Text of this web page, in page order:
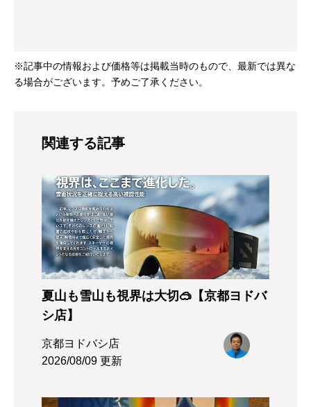
※記事中の情報および価格等は掲載当時のもので、最新では異な
る場合がございます。予めご了承ください。
関連する記事
夏山も雪山も視界は大切🥽【京都ヨドバ
シ店】
京都ヨドバシ店
2026/08/09 更新